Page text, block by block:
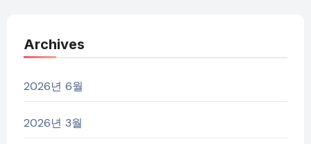
Archives
2026년 6월
2026년 3월